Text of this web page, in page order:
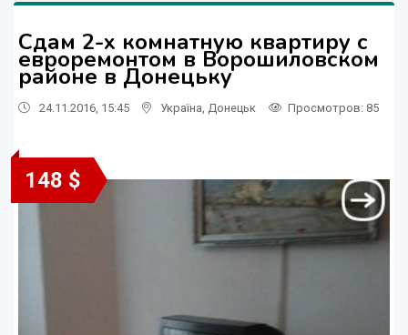
Сдам 2-х комнатную квартиру с
евроремонтом в Ворошиловском
районе в Донецьку
24.11.2016, 15:45 Україна Донецьк Просмотров: 85
148 $